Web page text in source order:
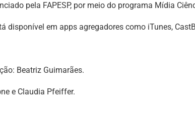
pela FAPESP, por meio do programa Mídia
disponível em apps agregadores como iTunes,
Beatriz Guimarães.
e Claudia Pfeiffer.